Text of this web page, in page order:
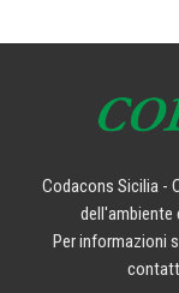
Codacons Sicilia -
dell'ambiente
Per informazioni